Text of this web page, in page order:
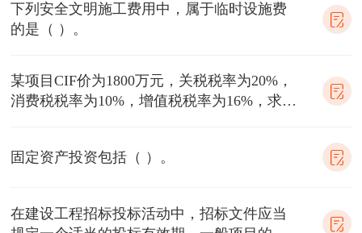
下列安全文明施工费用中，属于临时设施费
的是（ ）。
某项目CIF价为1800万元，关税税率为20%，
消费税税率为10%，增值税税率为16%，求增
固定资产投资包括（ ）。
在建设工程招标投标活动中，招标文件应当